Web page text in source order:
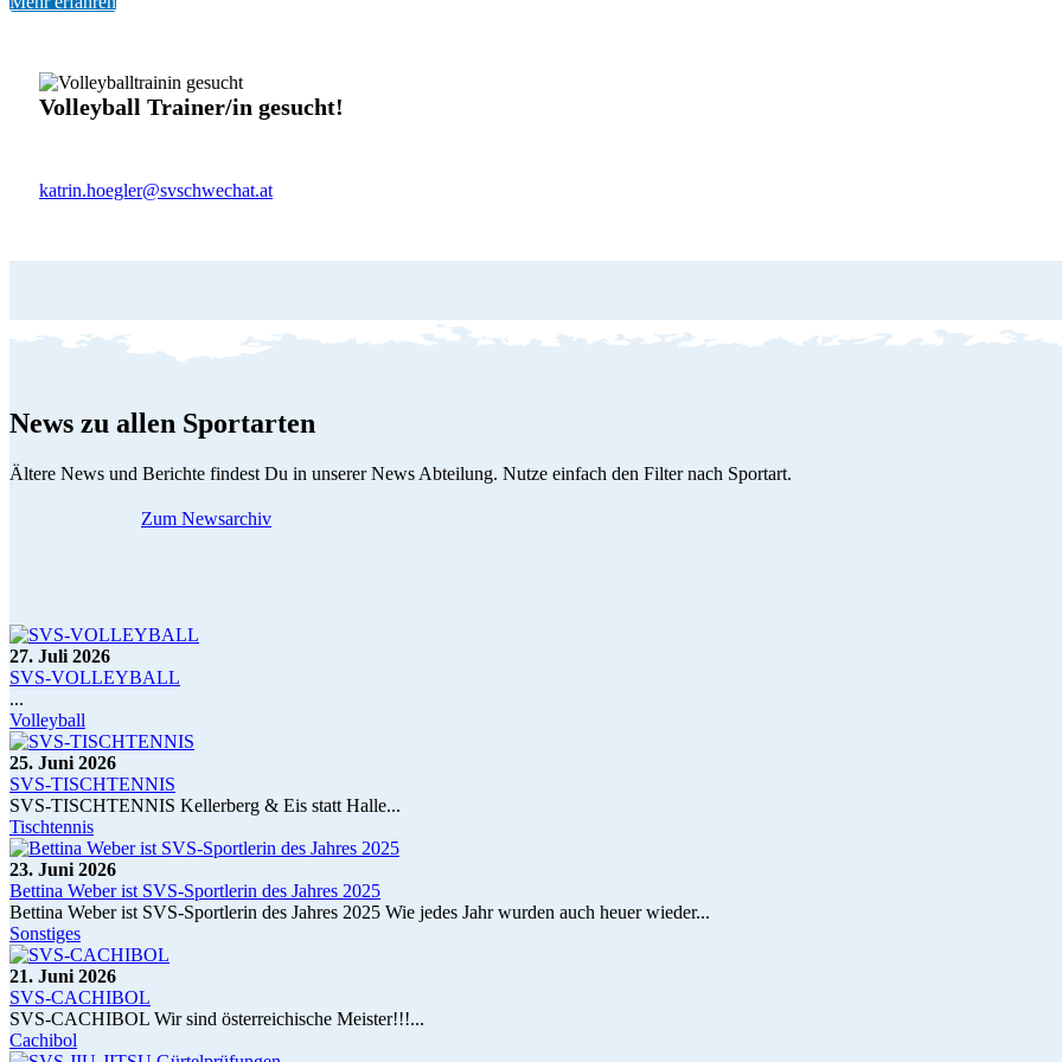
Volleyball Trainer/in gesucht!
katrin.hoegler@svschwechat.at
News zu allen Sportarten
Ältere News und Berichte findest Du in unserer News Abteilung. Nutze einfach den Filter nach Sportart.
Zum Newsarchiv
27. Juli 2026
SVS-VOLLEYBALL
...
Volleyball
25. Juni 2026
SVS-TISCHTENNIS
SVS-TISCHTENNIS Kellerberg & Eis statt Halle...
Tischtennis
23. Juni 2026
Bettina Weber ist SVS-Sportlerin des Jahres 2025
Bettina Weber ist SVS-Sportlerin des Jahres 2025 Wie jedes Jahr wurden auch heuer wieder...
Sonstiges
21. Juni 2026
SVS-CACHIBOL
SVS-CACHIBOL Wir sind österreichische Meister!!!...
Cachibol